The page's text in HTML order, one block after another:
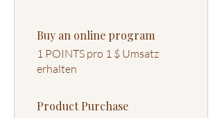
Buy an online program
1 POINTS pro 1 $ Umsatz
erhalten
Product Purchase